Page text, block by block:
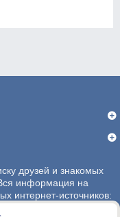
друзей и знакомых
информация на
интернет-источников: